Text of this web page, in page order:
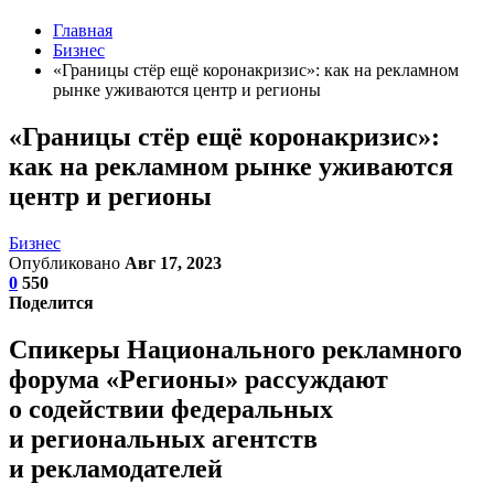
Главная
Бизнес
«Границы стёр ещё коронакризис»: как на рекламном
рынке уживаются центр и регионы
«Границы стёр ещё коронакризис»:
как на рекламном рынке уживаются
центр и регионы
Бизнес
Опубликовано Авг 17, 2023
0 550
Поделится
Спикеры Национального рекламного
форума «Регионы» рассуждают
о содействии федеральных
и региональных агентств
и рекламодателей